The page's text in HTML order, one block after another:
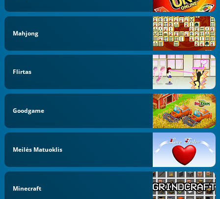
Mahjong
Flirtas
Goodgame
Meilės Matuoklis
Minecraft